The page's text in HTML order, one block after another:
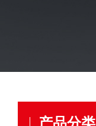
产品分类